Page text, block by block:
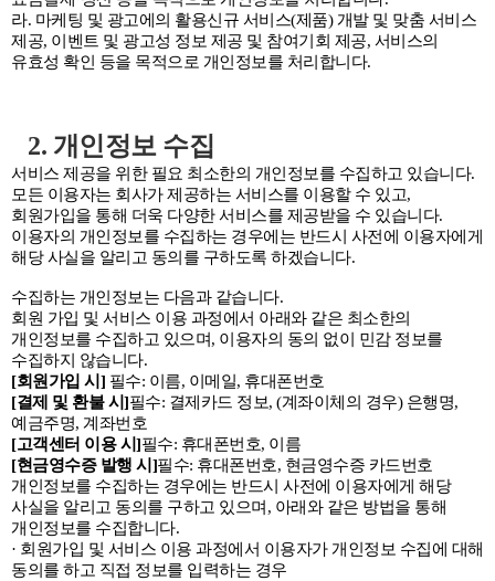
라. 마케팅 및 광고에의 활용신규 서비스(제품) 개발 및 맞춤 서비스
제공, 이벤트 및 광고성 정보 제공 및 참여기회 제공, 서비스의
유효성 확인 등을 목적으로 개인정보를 처리합니다.
2. 개인정보 수집
서비스 제공을 위한 필요 최소한의 개인정보를 수집하고 있습니다.
모든 이용자는 회사가 제공하는 서비스를 이용할 수 있고,
회원가입을 통해 더욱 다양한 서비스를 제공받을 수 있습니다.
이용자의 개인정보를 수집하는 경우에는 반드시 사전에 이용자에게
해당 사실을 알리고 동의를 구하도록 하겠습니다.
수집하는 개인정보는 다음과 같습니다.
회원 가입 및 서비스 이용 과정에서 아래와 같은 최소한의
개인정보를 수집하고 있으며, 이용자의 동의 없이 민감 정보를
수집하지 않습니다.
[회원가입 시] 필수: 이름, 이메일, 휴대폰번호
[결제 및 환불 시]필수: 결제카드 정보, (계좌이체의 경우) 은행명,
예금주명, 계좌번호
[고객센터 이용 시]필수: 휴대폰번호, 이름
[현금영수증 발행 시]필수: 휴대폰번호, 현금영수증 카드번호
개인정보를 수집하는 경우에는 반드시 사전에 이용자에게 해당
사실을 알리고 동의를 구하고 있으며, 아래와 같은 방법을 통해
개인정보를 수집합니다.
· 회원가입 및 서비스 이용 과정에서 이용자가 개인정보 수집에 대해
동의를 하고 직접 정보를 입력하는 경우